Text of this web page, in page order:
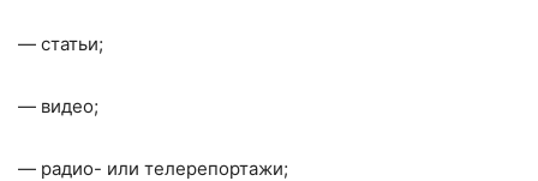
— статьи;
— видео;
— радио- или телерепортажи;